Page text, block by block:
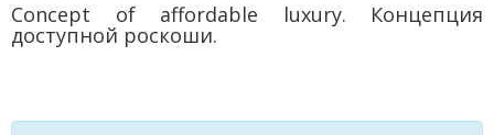
Concept of affordable luxury. Концепция
доступной роскоши.